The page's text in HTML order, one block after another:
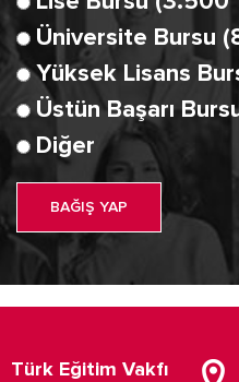
Üniversite Bursu
Yüksek Lisans
Üstün Başarı
Diğer
BAĞIŞ YAP
Türk Eğitim Vakfı